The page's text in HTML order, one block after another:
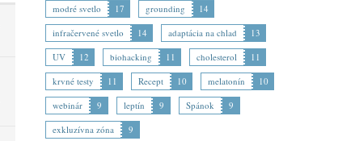
modré svetlo
17 grounding
14
infračervené svetlo
14 adaptácia na chlad
13
UV
12 biohacking 11 cholesterol
11
krvné testy
11 Recept 10 melatonín
10
webinár
9 leptín 9 Spánok
9
exkluzívna zóna
9